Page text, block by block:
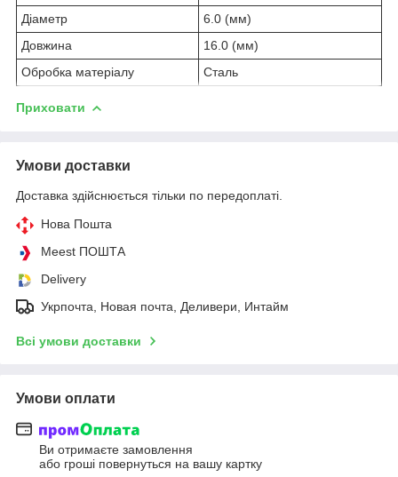
Діаметр
6.0 (мм)
Довжина
16.0 (мм)
Обробка матеріалу
Сталь
Приховати
Умови доставки
Доставка здійснюється тільки по передоплаті.
Нова Пошта
Meest ПОШТА
Delivery
Укрпочта, Новая почта, Деливери, Интайм
Всі умови доставки
Умови оплати
Ви отримаєте замовлення
або гроші повернуться на вашу картку